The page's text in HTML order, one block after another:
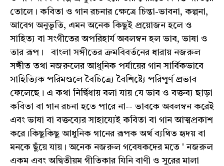
তোলে। কবিতা ও গান রচনার ক্ষেত্রে চিন্তা-ভাবনা, কল্পনা,
আবেগ অনুভূতি, এমন অনেক কিছুই প্রয়োজন হলে ও
সাহিত্য বা সংগীতের অপরিহার্য অবলম্বন হল ভাব, ভাষা ও
তার রূপ। বাংলা সঙ্গীতের ক্রমবিবর্তনের ধারায় নজরুল
সঙ্গীত তথা নজরুলের আধুনিক পর্যায়ের গান সার্বিকভাবে
সাহিত্যিক পরিমণ্ডলে বৈচিত্র্যে বৈশিষ্ট্যে পরিপূর্ণ প্রভাব
ফেলেছে। এ কথা নির্দ্বিধায় বলা যায় যে ভাব ও বক্তব্য ছাড়া
কবিতা বা গান রচনা হতে পারে না-- ভাবকে অবলম্বন করেই
এবং ভাষা বা বক্তব্যের সাহায্যেই কবিতা বা গান আত্মপ্রকাশ
করে।কিছুকিছু আধুনিক গানের রূপক অর্থ ব্যথিত হৃদয় বা
মনকে ছুঁয়ে যায়। অনেক নজরুল গবেষকদের মতে ' নজরুল
একম এবং অদ্বিতীয়ম গীতিকার যিনি বাণী ও সুরের মালা